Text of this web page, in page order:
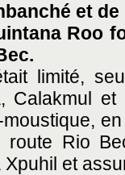
et
Roo
limité,
Calakmul
route Rio
Xpuhil et